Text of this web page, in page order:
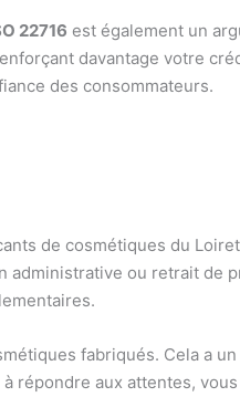
22716 est également un
davantage votre
des consommateurs.
de cosmétiques du
ou retrait de
fabriqués. Cela a
répondre aux attentes,